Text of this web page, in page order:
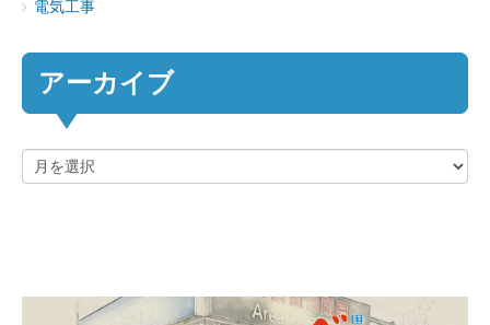
電気工事
アーカイブ